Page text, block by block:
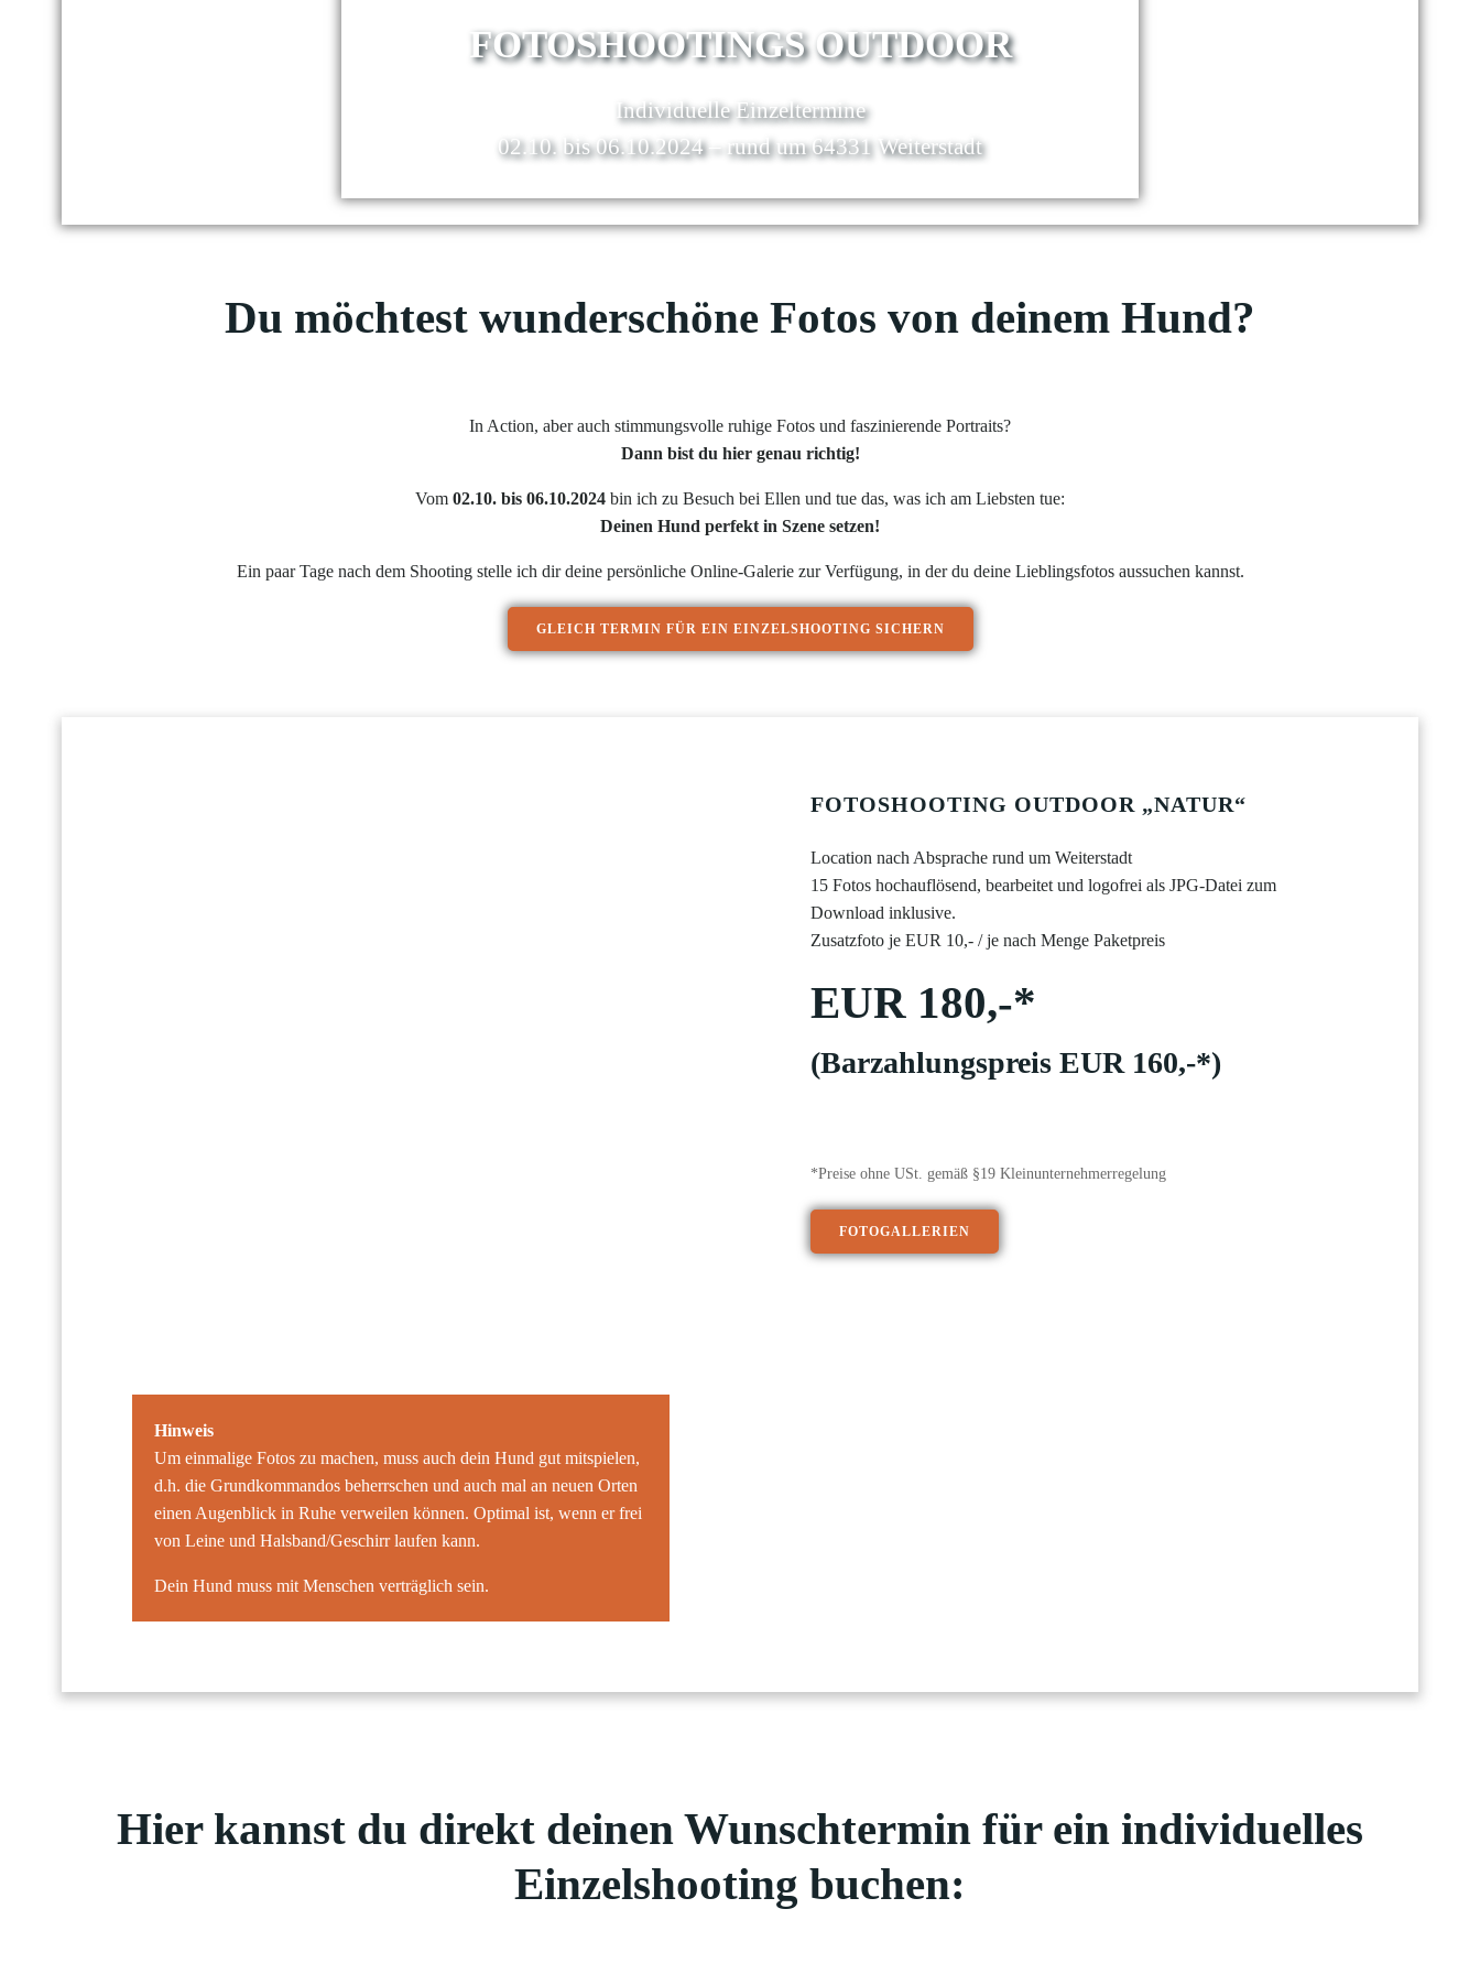
FOTOSHOOTINGS OUTDOOR
Individuelle Einzeltermine
02.10. bis 06.10.2024 – rund um 64331 Weiterstadt
Du möchtest wunderschöne Fotos von deinem Hund?
In Action, aber auch stimmungsvolle ruhige Fotos und faszinierende Portraits?
Dann bist du hier genau richtig!
Vom 02.10. bis 06.10.2024 bin ich zu Besuch bei Ellen und tue das, was ich am Liebsten tue:
Deinen Hund perfekt in Szene setzen!
Ein paar Tage nach dem Shooting stelle ich dir deine persönliche Online-Galerie zur Verfügung, in der du deine Lieblingsfotos aussuchen kannst.
GLEICH TERMIN FÜR EIN EINZELSHOOTING SICHERN
FOTOSHOOTING OUTDOOR „NATUR“
Location nach Absprache rund um Weiterstadt
15 Fotos hochauflösend, bearbeitet und logofrei als JPG-Datei zum
Download inklusive.
Zusatzfoto je EUR 10,- / je nach Menge Paketpreis
EUR 180,-*
(Barzahlungspreis EUR 160,-*)
*Preise ohne USt. gemäß §19 Kleinunternehmerregelung
FOTOGALLERIEN
Hinweis
Um einmalige Fotos zu machen, muss auch dein Hund gut mitspielen,
d.h. die Grundkommandos beherrschen und auch mal an neuen Orten
einen Augenblick in Ruhe verweilen können. Optimal ist, wenn er frei
von Leine und Halsband/Geschirr laufen kann.
Dein Hund muss mit Menschen verträglich sein.
Hier kannst du direkt deinen Wunschtermin für ein individuelles
Einzelshooting buchen: